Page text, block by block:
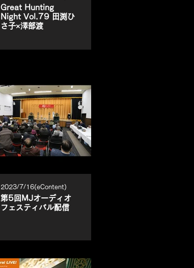
Great Hunting
Night Vol.79 田渕ひ
さ子×澤部渡
2023/7/16(eContent)
第5回MJオーディオ
フェスティバル配信